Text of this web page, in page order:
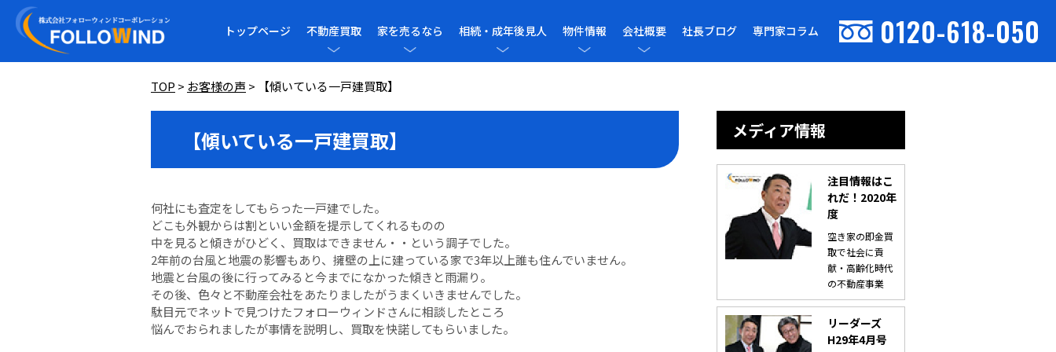
トップページ 不動産買取 家を売るなら 相続・成年後見人 物件情報 会社概要 社長ブログ 専門家コラム 0120-618-050
TOP > お客様の声 > 【傾いている一戸建買取】
【傾いている一戸建買取】
何社にも査定をしてもらった一戸建でした。
どこも外観からは割といい金額を提示してくれるものの
中を見ると傾きがひどく、買取はできません・・という調子でした。
2年前の台風と地震の影響もあり、擁壁の上に建っている家で3年以上誰も住んでいません。
地震と台風の後に行ってみると今までになかった傾きと雨漏り。
その後、色々と不動産会社をあたりましたがうまくいきませんでした。
駄目元でネットで見つけたフォローウィンドさんに相談したところ
悩んでおられましたが事情を説明し、買取を快諾してもらいました。
メディア情報
注目情報はこ
れだ！2020年
度
空き家の即金買
取で社会に貢
献・高齢化時代
の不動産事業
リーダーズ
H29年4月号